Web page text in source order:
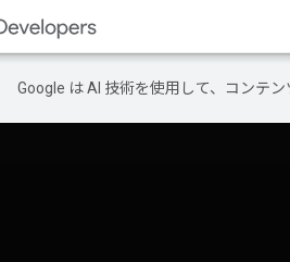
Google は AI 技術を使用して、コンテ